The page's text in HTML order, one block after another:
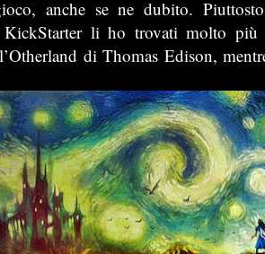
anche se ne dubito.
KickStarter li ho trovati molto
di Thomas Edison,